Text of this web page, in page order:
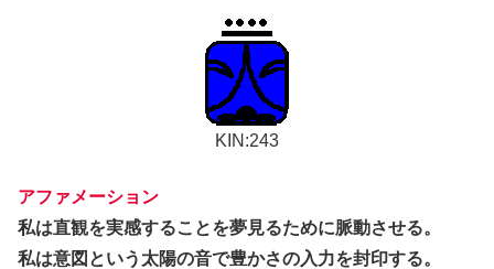
KIN:243
アファメーション
私は直観を実感することを夢見るために脈動させる。
私は意図という太陽の音で豊かさの入力を封印する。